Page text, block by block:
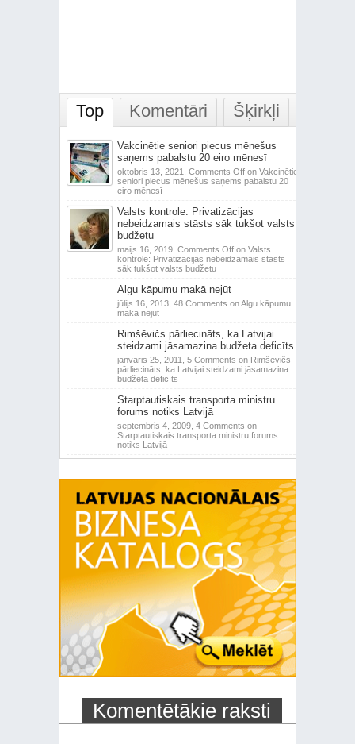
Top Komentāri Šķirkļi
Vakcinētie seniori piecus mēnešus
saņems pabalstu 20 eiro mēnesī
oktobris 13, 2021, Comments Offon Vakcinētie
seniori piecus mēnešus saņems pabalstu 20
eiro mēnesī
Valsts kontrole: Privatizācijas
nebeidzamais stāsts sāk tukšot valsts
budžetu
maijs 16, 2019, Comments Offon Valsts
kontrole: Privatizācijas nebeidzamais stāsts
sāk tukšot valsts budžetu
Algu kāpumu makā nejūt
jūlijs 16, 2013, 48 Comments on Algu kāpumu
makā nejūt
Rimšēvičs pārliecināts, ka Latvijai
steidzami jāsamazina budžeta deficīts
janvāris 25, 2011, 5 Comments on Rimšēvičs
pārliecināts, ka Latvijai steidzami jāsamazina
budžeta deficīts
Starptautiskais transporta ministru
forums notiks Latvijā
septembris 4, 2009, 4 Comments on
Starptautiskais transporta ministru forums
notiks Latvijā
Komentētākie raksti